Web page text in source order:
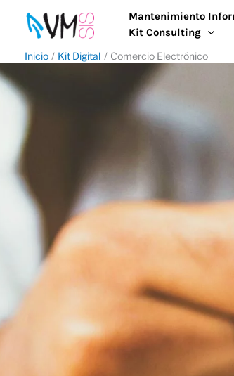
contenido
Mantenimiento
Kit Consulting
Inicio Kit Digital Comercio Electrónico